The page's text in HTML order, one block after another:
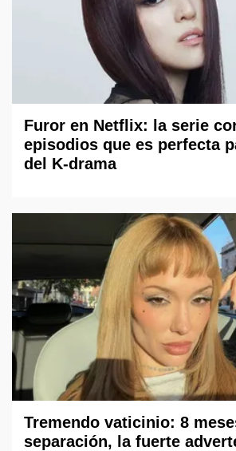
Furor en Netflix: la serie
episodios que es perfecta
del K-drama
Tremendo vaticinio: 8
separación, la fuerte